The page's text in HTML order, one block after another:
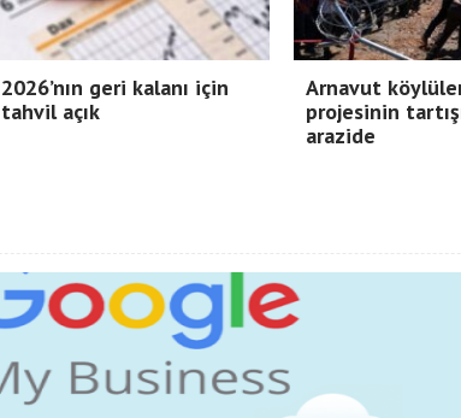
2026’nın geri kalanı için
tahvil açık
Arnavut
projesinin
arazide